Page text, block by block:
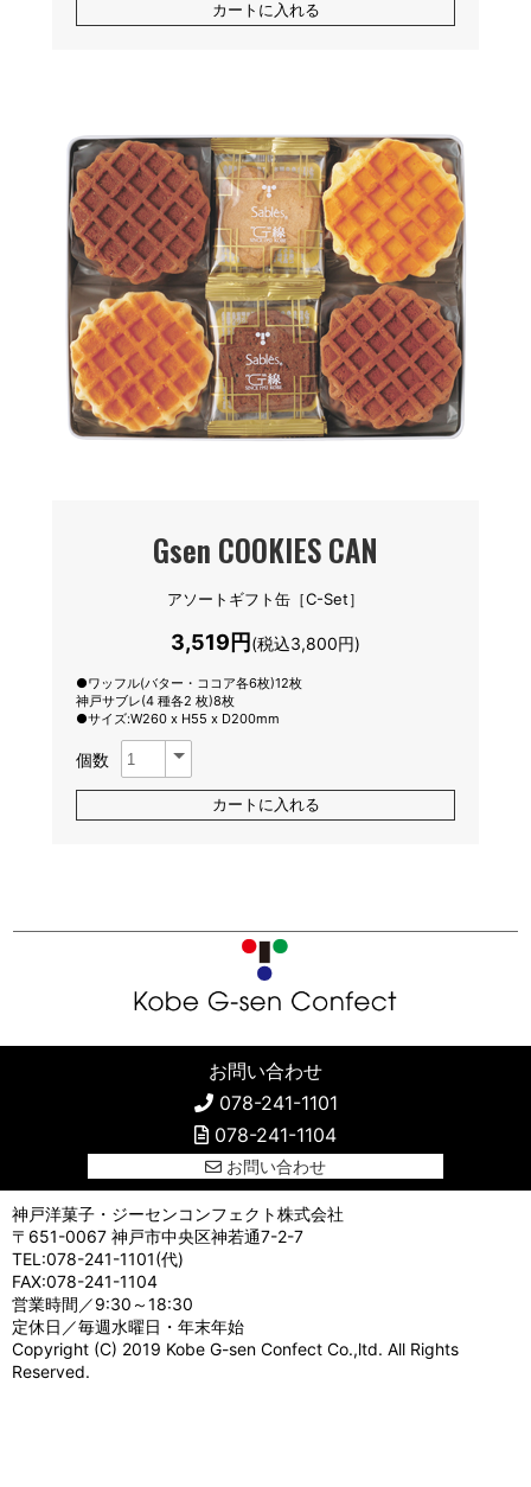
カートに入れる
Gsen COOKIES CAN
アソートギフト缶［C-Set］
3,519円 (税込3,800円)
●ワッフル(バター・ココア各6枚)12枚
神戸サブレ(4 種各2 枚)8枚
●サイズ:W260 x H55 x D200mm
個数
カートに入れる
お問い合わせ
078-241-1101
078-241-1104
お問い合わせ
神戸洋菓子・ジーセンコンフェクト株式会社
〒651-0067 神戸市中央区神若通7-2-7
TEL:078-241-1101(代)
FAX:078-241-1104
営業時間／9:30～18:30
定休日／毎週水曜日・年末年始
Copyright (C) 2019 Kobe G-sen Confect Co.,ltd. All Rights
Reserved.